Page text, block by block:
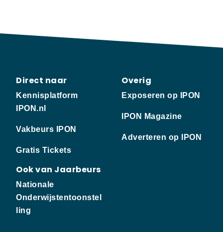
Direct naar
Kennisplatform
IPON.nl
Vakbeurs IPON
Gratis Tickets
Ook van Jaarbeurs
Nationale
Onderwijstentoonstel
ling
Overig
Exposeren op IPON
IPON Magazine
Adverteren op IPON